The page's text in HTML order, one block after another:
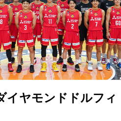
イヤモンドドルフィ